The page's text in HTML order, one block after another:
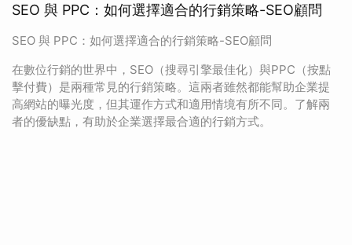
SEO 與 PPC：如何選擇適合的行銷策略-SEO顧問
SEO 與 PPC：如何選擇適合的行銷策略-SEO顧問
在數位行銷的世界中，SEO（搜尋引擎最佳化）與PPC（按點
擊付費）是兩種常見的行銷策略。這兩者雖然都能幫助企業提
高網站的曝光度，但其運作方式和適用情境有所不同。了解兩
者的優缺點，有助於企業選擇最合適的行銷方式。